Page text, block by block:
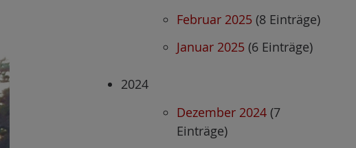
Februar 2025 (8 Einträge)
Januar 2025 (6 Einträge)
2024
Dezember 2024 (7
Einträge)